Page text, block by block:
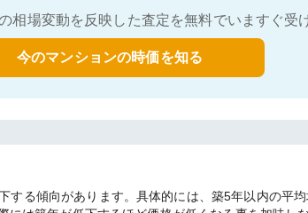
相場変動を反映した査定を無料でいますぐ
今のマンションの時価を知る
する傾向があります。具体的には、築5年以内の平